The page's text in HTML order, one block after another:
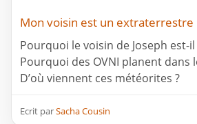
Mon voisin est un extraterrestre
Pourquoi le voisin de Joseph est-
Pourquoi des OVNI planent dans
D’où viennent ces météorites ?
Ecrit parSacha Cousin